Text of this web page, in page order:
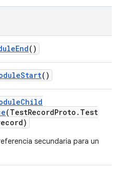
End()
Start()
Child
(TestRecordProto . Test
secundaria para un